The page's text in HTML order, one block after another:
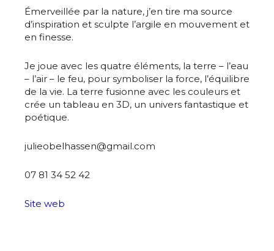
Émerveillée par la nature, j’en tire ma source
d’inspiration et sculpte l’argile en mouvement et
en finesse.
Je joue avec les quatre éléments, la terre – l’eau
– l’air – le feu, pour symboliser la force, l’équilibre
de la vie. La terre fusionne avec les couleurs et
crée un tableau en 3D, un univers fantastique et
poétique.
julieobelhassen@gmail.com
07 81 34 52 42
Site web